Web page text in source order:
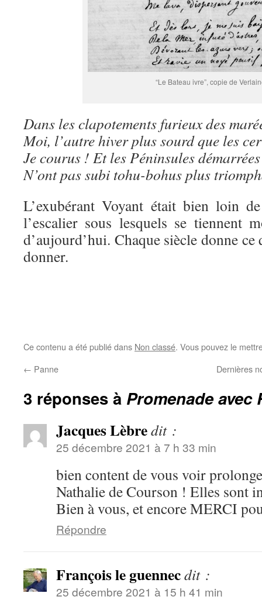
“Le Bateau ivre”, copie de
Dans les clapotements furieux des
Moi, l’autre hiver plus sourd que les
Je courus ! Et les Péninsules démarrées
N’ont pas subi tohu-bohus plus
L’exubérant Voyant était bien loin
l’escalier sous lesquels se tiennent
d’aujourd’hui. Chaque siècle donne
donner.
Ce contenu a été publié dans Non classé. Vous pouvez le
← Panne Dernières
3 réponses à Promenade avec
Jacques Lèbredit :
25 décembre 2021 à 7 h 33 min
bien content de vous voir
Nathalie de Courson ! Elles sont
Bien à vous, et encore MERCI
Répondre
François le guennecdit :
25 décembre 2021 à 15 h 41 min